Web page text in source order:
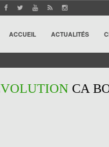
ACCUEIL ACTUALITÉS
CA